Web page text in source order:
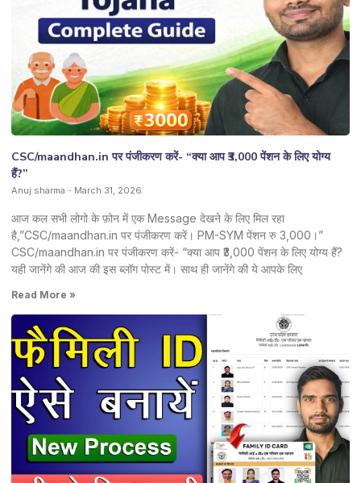
CSC/maandhan.in पर पंजीकरण करें- “क्या आप ₹3,000 पेंशन के लिए योग्य
हैं?”
Anuj sharma March 31, 2026
आज कल सभी लोगो के फ़ोन में एक Message देखने के लिए मिल रहा
है,”CSC/maandhan.in पर पंजीकरण करें। PM-SYM पेंशन रु 3,000।”
CSC/maandhan.in पर पंजीकरण करें- “क्या आप ₹3,000 पेंशन के लिए योग्य हैं?
यही जानेंगे की आज की इस ब्लॉग पोस्ट में। साथ ही जानेंगे की ये आपके लिए
Read More »